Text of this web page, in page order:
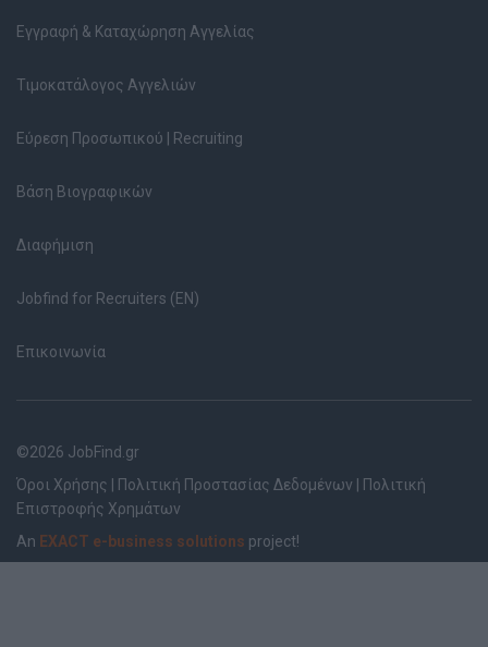
Εγγραφή & Καταχώρηση Αγγελίας
Τιμοκατάλογος Αγγελιών
Εύρεση Προσωπικού | Recruiting
Βάση Βιογραφικών
Διαφήμιση
Jobfind for Recruiters (EN)
Επικοινωνία
©2026 JobFind.gr
Όροι Χρήσης
Πολιτική Προστασίας Δεδομένων
Πολιτική
Επιστροφής Χρημάτων
An EXACT e-business solutions project!